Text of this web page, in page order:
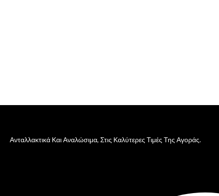
Ανταλλακτικά Και Αναλώσιμα, Στις Καλύτερες Τιμές Της Αγοράς.